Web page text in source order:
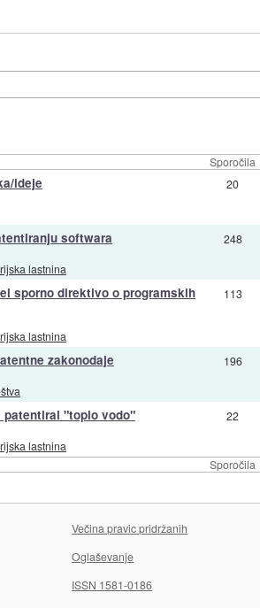
Sporočila
Sporočila
ideje 20
softwara
lastnina
248
sporno direktivo o programskih
lastnina
113
zakonodaje 196
"toplo vodo"
lastnina
22
Večina pravic pridržanih
Oglaševanje
ISSN 1581-0186